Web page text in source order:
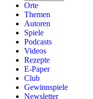
Orte
Themen
Autoren
Spiele
Podcasts
Videos
Rezepte
E-Paper
Club
Gewinnspiele
Newsletter